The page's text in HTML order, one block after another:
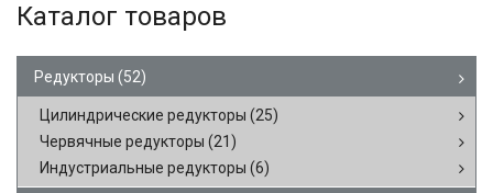
Каталог товаров
Редукторы (52)
Цилиндрические редукторы (25)
Червячные редукторы (21)
Индустриальные редукторы (6)